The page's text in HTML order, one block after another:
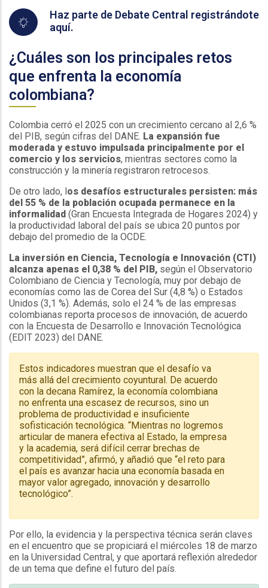
Haz parte de Debate Central registrándote
aquí.
¿Cuáles son los principales retos
que enfrenta la economía
colombiana?
Colombia cerró el 2025 con un crecimiento cercano al 2,6 %
del PIB, según cifras del DANE. La expansión fue
moderada y estuvo impulsada principalmente por el
comercio y los servicios, mientras sectores como la
construcción y la minería registraron retrocesos.
De otro lado, l os desafíos estructurales persisten: más
del 55 % de la población ocupada permanece en la
informalidad (Gran Encuesta Integrada de Hogares 2024) y
la productividad laboral del país se ubica 20 puntos por
debajo del promedio de la OCDE.
La inversión en Ciencia, Tecnología e Innovación (CTI)
alcanza apenas el 0,38 % del PIB, según el Observatorio
Colombiano de Ciencia y Tecnología, muy por debajo de
economías como las de Corea del Sur (4,8 %) o Estados
Unidos (3,1 %). Además, solo el 24 % de las empresas
colombianas reporta procesos de innovación, de acuerdo
con la Encuesta de Desarrollo e Innovación Tecnológica
(EDIT 2023) del DANE.
Estos indicadores muestran que el desafío va
más allá del crecimiento coyuntural. De acuerdo
con la decana Ramírez, la economía colombiana
no enfrenta una escasez de recursos, sino un
problema de productividad e insuficiente
sofisticación tecnológica. “Mientras no logremos
articular de manera efectiva al Estado, la empresa
y la academia, será difícil cerrar brechas de
competitividad”, afirmó, y añadió que “el reto para
el país es avanzar hacia una economía basada en
mayor valor agregado, innovación y desarrollo
tecnológico”.
Por ello, la evidencia y la perspectiva técnica serán claves
en el encuentro que se propiciará el miércoles 18 de marzo
en la Universidad Central, y que aportará reflexión alrededor
de un tema que define el futuro del país.